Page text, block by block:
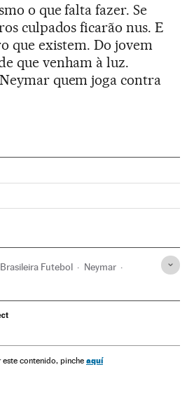
o que falta fazer. Se
culpados ficarão nus. E
que existem. Do jovem
que venham à luz.
quem joga contra
en Instagram
en Twitter
Brasil en Facebook
Futebol Neymar
este contenido, pinche aquí